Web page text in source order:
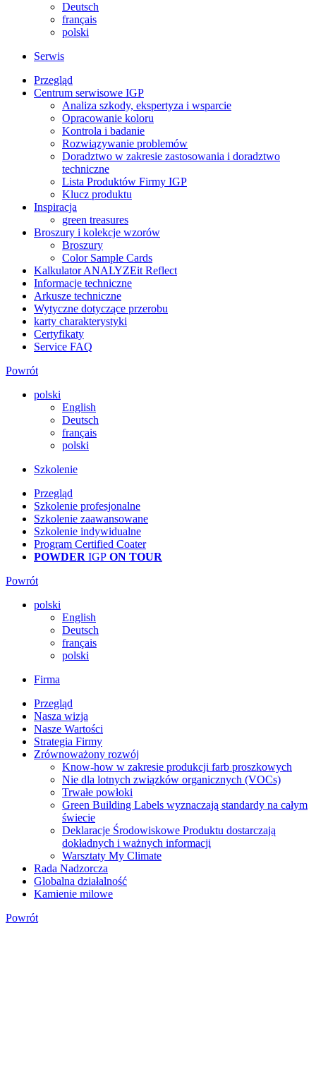
Deutsch
français
polski
Serwis
Przegląd
Centrum serwisowe IGP
Analiza szkody, ekspertyza i wsparcie
Opracowanie koloru
Kontrola i badanie
Rozwiązywanie problemów
Doradztwo w zakresie zastosowania i doradztwo
techniczne
Lista Produktów Firmy IGP
Klucz produktu
Inspiracja
green treasures
Broszury i kolekcje wzorów
Broszury
Color Sample Cards
Kalkulator ANALYZEit Reflect
Informacje techniczne
Arkusze techniczne
Wytyczne dotyczące przerobu
karty charakterystyki
Certyfikaty
Service FAQ
Powrót
polski
English
Deutsch
français
polski
Szkolenie
Przegląd
Szkolenie profesjonalne
Szkolenie zaawansowane
Szkolenie indywidualne
Program Certified Coater
POWDER IGP ON TOUR
Powrót
polski
English
Deutsch
français
polski
Firma
Przegląd
Nasza wizja
Nasze Wartości
Strategia Firmy
Zrównoważony rozwój
Know-how w zakresie produkcji farb proszkowych
Nie dla lotnych związków organicznych (VOCs)
Trwałe powłoki
Green Building Labels wyznaczają standardy na całym
świecie
Deklaracje Środowiskowe Produktu dostarczają
dokładnych i ważnych informacji
Warsztaty My Climate
Rada Nadzorcza
Globalna działalność
Kamienie milowe
Powrót